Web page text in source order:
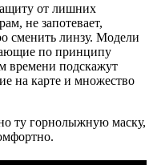
от лишних
не запотевает,
сменить линзу. Модели
по принципу
времени подскажут
на карте и множество
ту горнолыжную маску,